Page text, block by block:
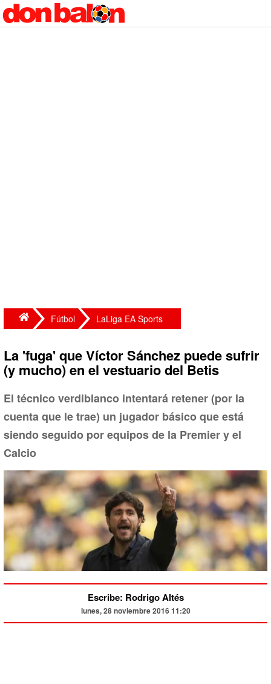
Fútbol LaLiga EA Sports
La 'fuga' que Víctor Sánchez puede sufrir
(y mucho) en el vestuario del Betis
El técnico verdiblanco intentará retener (por la
cuenta que le trae) un jugador básico que está
siendo seguido por equipos de la Premier y el
Calcio
Escribe: Rodrigo Altés
lunes, 28 noviembre 2016 11:20